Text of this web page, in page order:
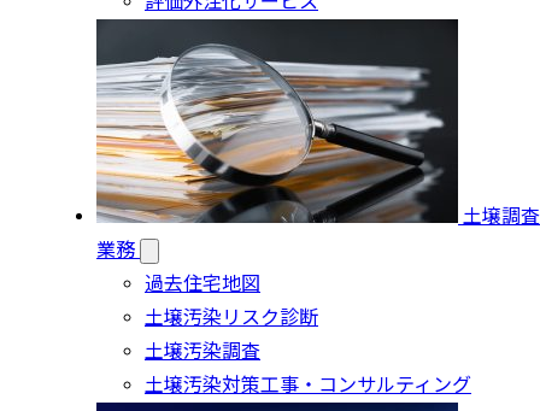
土壌調査
業務
過去住宅地図
土壌汚染リスク診断
土壌汚染調査
土壌汚染対策工事・コンサルティング